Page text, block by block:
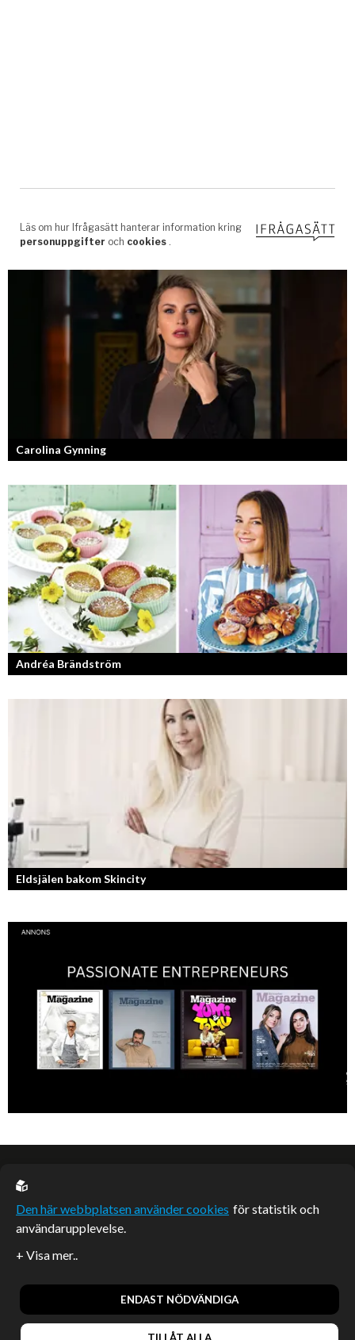
Carolina Gynning
Under ytan av en passionerad och strukturerad entreprenör.
Andréa Brändström
Vinnare av Hela Sverige Bakar 2017.
Eldsjälen bakom Skincity
Annica Forsgren Kjellman ligger bakom skönhetsimperiet Skincity –
EU casino
Artiklar publicerade på webbplatsen som inte är märkta
redaktionellt är betalda samarbeten.
Den här webbplatsen använder cookies för statistik och
användarupplevelse.
ENDAST NÖDVÄNDIGA